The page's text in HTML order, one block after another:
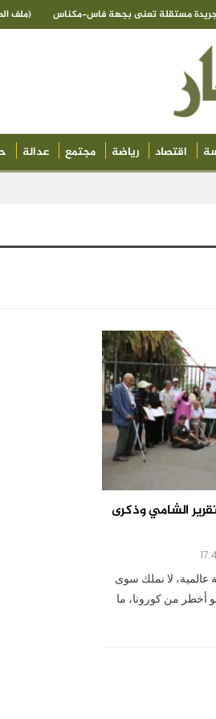
جريدة مستقلة تعنى بجهة فاس-مكناس (ملف
اقتصاد رياضة مجتمع عدالة
الشامي وذكرى
لا نملك سوى
أخطر من كورونا، ما